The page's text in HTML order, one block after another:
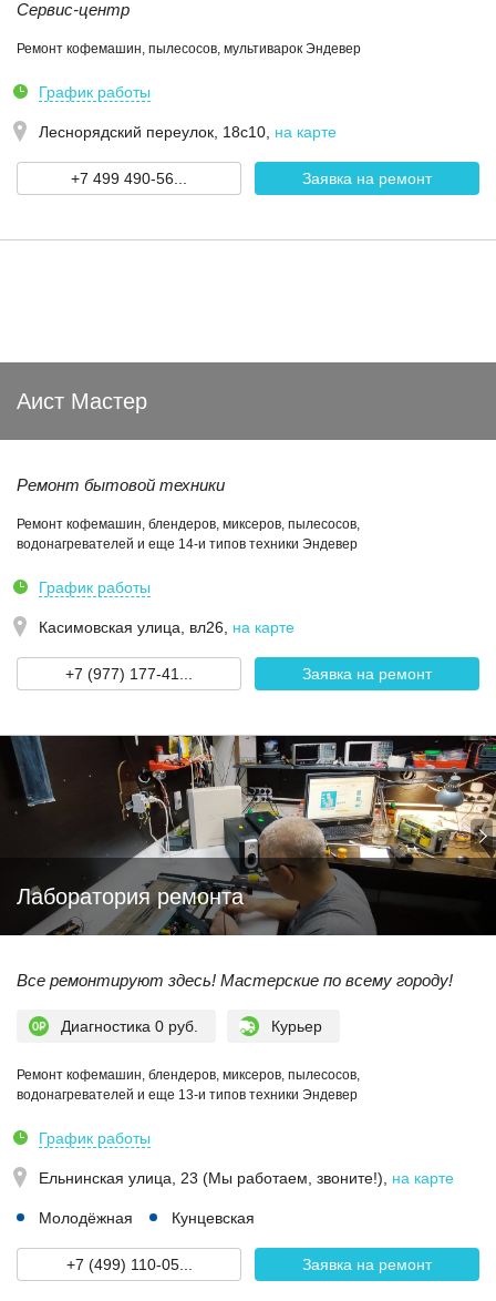
Сервис-центр
Ремонт кофемашин, пылесосов, мультиварок Эндевер
График работы
Леснорядский переулок, 18с10 на карте
+7 499 490-56... Заявка на ремонт
Аист Мастер
Ремонт бытовой техники
Ремонт кофемашин, блендеров, миксеров, пылесосов,
водонагревателей и еще 14-и типов техники Эндевер
График работы
Касимовская улица, вл26 на карте
+7 (977) 177-41... Заявка на ремонт
Лаборатория ремонта
Все ремонтируют здесь! Мастерские по всему городу!
Диагностика 0 руб. Курьер
Ремонт кофемашин, блендеров, миксеров, пылесосов,
водонагревателей и еще 13-и типов техники Эндевер
График работы
Ельнинская улица, 23 (Мы работаем, звоните!) на карте
Молодёжная Кунцевская
+7 (499) 110-05... Заявка на ремонт